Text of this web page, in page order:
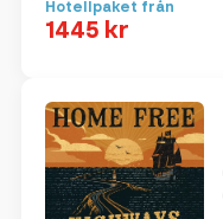
Hotellpaket från
1445 kr